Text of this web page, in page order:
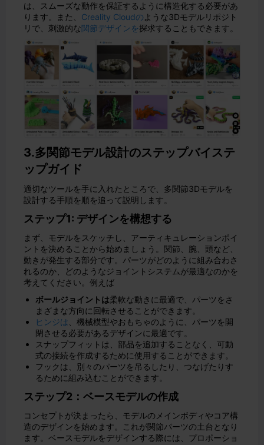
は、スムーズな動作を保証するように構造化する必要があ
ります。また、 Creality Cloudのような3Dモデルリポジト
リで、刺激的な関節デザインを探求することもできます。
3.多関節モデル設計のステップバイステ
ップガイド
適切なツールを手に入れたところで、多関節3Dモデルを
設計する手順を順を追って説明します。
ステップ1: デザインを構想する
まず、モデルをスケッチし、アーティキュレーションポイ
ントを決めることから始めましょう。関節、腕、頭など、
動きが発生する部分です。パーツがどのように組み合わさ
れるのか、どのようなジョイントシステムが最適なのかを
考えてください。例えば
ボールジョイントは柔軟な動きに最適で、パーツをさ
まざまな方向に回転させることができます。
ヒンジは
、機械模型やおもちゃのように、パーツを開
閉させる必要があるデザインに最適です。
スナップフィットは、部品を追加することなく、可動
式の接続を作成するために使用することができます。
フックは、別々のパーツを吊るしたり、つなげたりす
るために組み込むことができます。
ステップ2：ベースモデルの作成
コンセプトが決まったら、モデルのメインボディやコア構
造のデザインを始めます。これが関節パーツの土台となり
ます。ベースモデルをデザインする際には、プロポーショ